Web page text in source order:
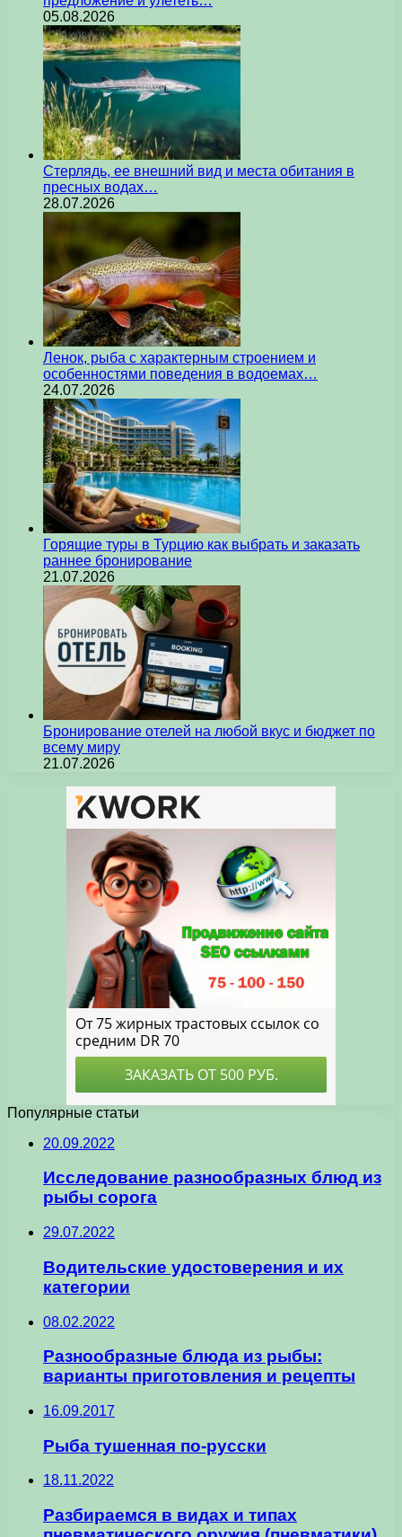
05.08.2026
Стерлядь, ее внешний вид и места обитания в
пресных водах…
28.07.2026
Ленок, рыба с характерным строением и
особенностями поведения в водоемах…
24.07.2026
Горящие туры в Турцию как выбрать и заказать
раннее бронирование
21.07.2026
Бронирование отелей на любой вкус и бюджет по
всему миру
21.07.2026
Популярные статьи
20.09.2022
Исследование разнообразных блюд из
рыбы сорога
29.07.2022
Водительские удостоверения и их
категории
08.02.2022
Разнообразные блюда из рыбы:
варианты приготовления и рецепты
16.09.2017
Рыба тушенная по-русски
18.11.2022
Разбираемся в видах и типах